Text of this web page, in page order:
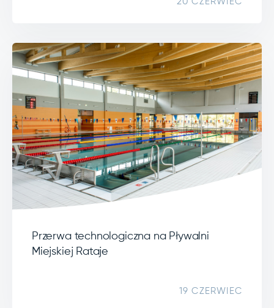
Przerwa technologiczna na Pływalni
Miejskiej Rataje
19 CZERWIEC